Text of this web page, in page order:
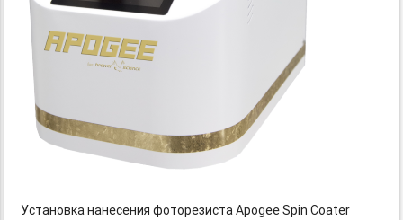
Установка нанесения фоторезиста Apogee Spin Coater